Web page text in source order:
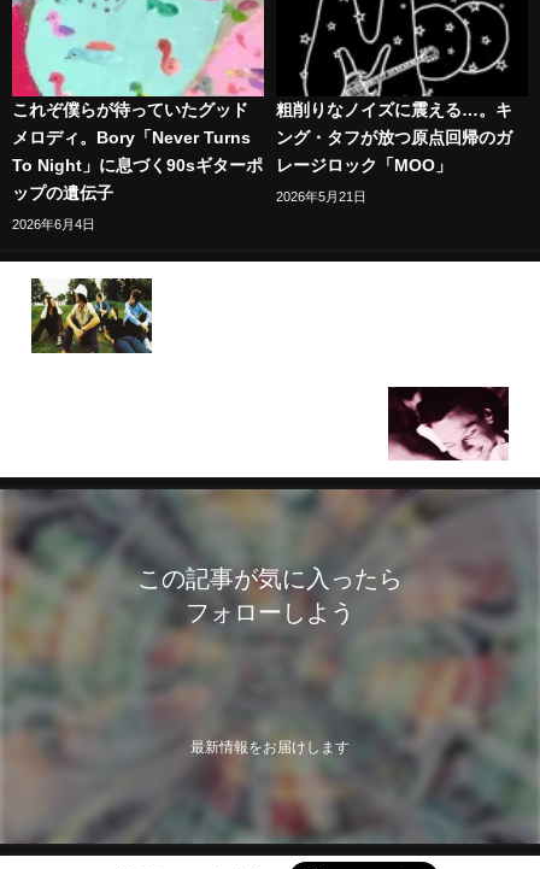
これぞ僕らが待っていたグッド
メロディ。Bory「Never Turns
To Night」に息づく90sギターポ
ップの遺伝子
2026年6月4日
粗削りなノイズに震える…。キ
ング・タフが放つ原点回帰のガ
レージロック「MOO」
2026年5月21日
この記事が気に入ったら
フォローしよう
最新情報をお届けします